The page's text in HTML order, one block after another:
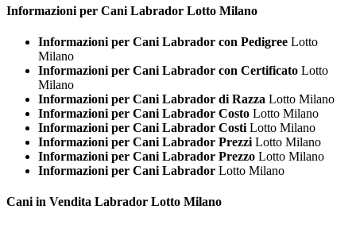
Informazioni per Cani Labrador Lotto Milano
Informazioni per Cani Labrador con Pedigree Lotto
Milano
Informazioni per Cani Labrador con Certificato Lotto
Milano
Informazioni per Cani Labrador di Razza Lotto Milano
Informazioni per Cani Labrador Costo Lotto Milano
Informazioni per Cani Labrador Costi Lotto Milano
Informazioni per Cani Labrador Prezzi Lotto Milano
Informazioni per Cani Labrador Prezzo Lotto Milano
Informazioni per Cani Labrador Lotto Milano
Cani in Vendita Labrador Lotto Milano